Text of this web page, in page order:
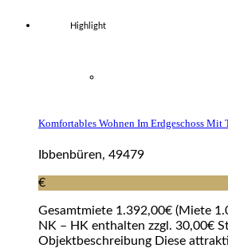
Highlight
Komfortables Wohnen Im Erdgeschoss Mit
Ibbenbüren, 49479
€
Gesamtmiete 1.392,00€ (Miete
NK – HK enthalten zzgl. 30,00€
Objektbeschreibung Diese